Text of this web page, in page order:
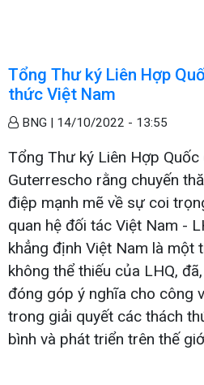
Tổng Thư ký Liên Hợp
thức Việt Nam
BNG | 14/10/2022 - 13:55
Tổng Thư ký Liên Hợp
Guterrescho rằng chuyến
điệp mạnh mẽ về sự coi
quan hệ đối tác Việt Nam -
khẳng định Việt Nam là một
không thể thiếu của LHQ,
đóng góp ý nghĩa cho công
trong giải quyết các thách
bình và phát triển trên thế